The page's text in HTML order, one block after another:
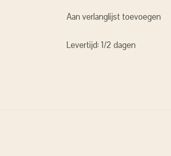
Aan verlanglijst toevoegen
Levertijd: 1/2 dagen